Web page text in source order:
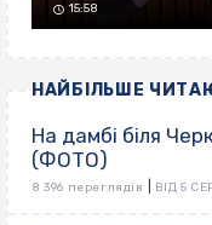
15:58
НАЙБІЛЬШЕ
На дамбі біля
(ФОТО)
8 396 переглядів ВІД 5